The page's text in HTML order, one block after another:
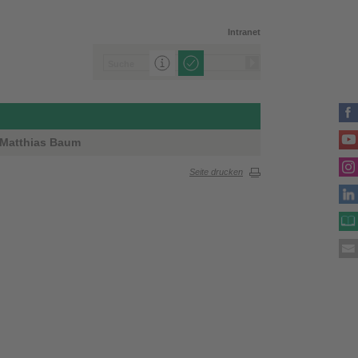
Intranet
Baum
Seite drucken